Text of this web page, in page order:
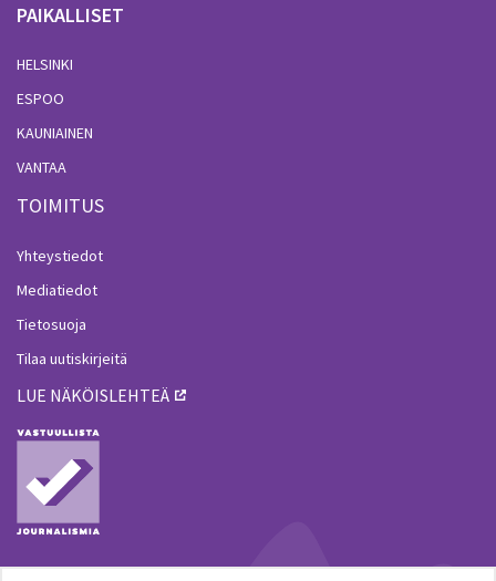
PAIKALLISET
HELSINKI
ESPOO
KAUNIAINEN
VANTAA
TOIMITUS
Yhteystiedot
Mediatiedot
Tietosuoja
Tilaa uutiskirjeitä
LUE NÄKÖISLEHTEÄ